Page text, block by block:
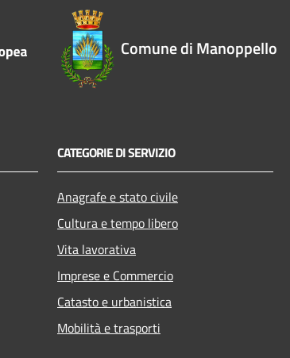
Comune di Manoppello
CATEGORIE DI SERVIZIO
Anagrafe e stato civile
Cultura e tempo libero
Vita lavorativa
Imprese e Commercio
Catasto e urbanistica
Mobilità e trasporti